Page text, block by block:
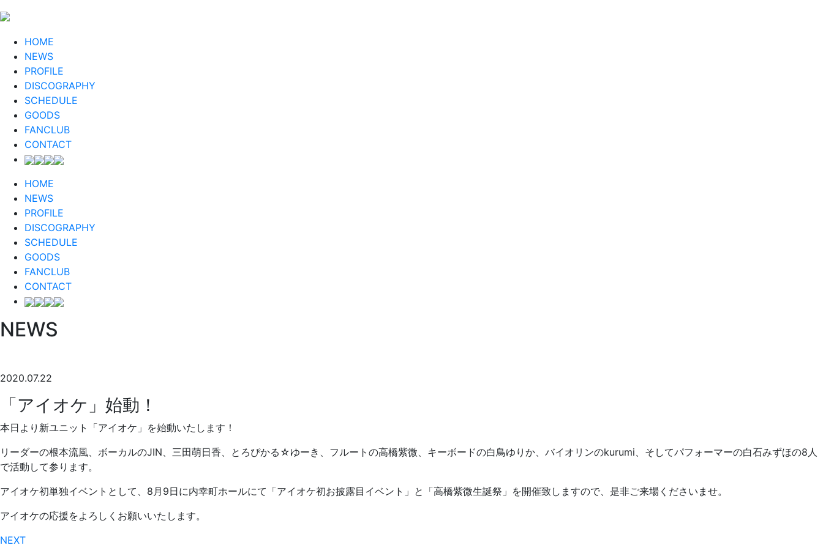
HOME
NEWS
PROFILE
DISCOGRAPHY
SCHEDULE
GOODS
FANCLUB
CONTACT
HOME
NEWS
PROFILE
DISCOGRAPHY
SCHEDULE
GOODS
FANCLUB
CONTACT
NEWS
2020.07.22
「アイオケ」始動！
本日より新ユニット「アイオケ」を始動いたします！
リーダーの根本流風、ボーカルのJIN、三田萌日香、とろぴかる☆ゆーき、フルートの高橋紫微、キーボードの白鳥ゆりか、バイオリンのkurumi、そしてパフォーマーの白石みずほの8人
で活動して参ります。
アイオケ初単独イベントとして、8月9日に内幸町ホールにて「アイオケ初お披露目イベント」と「高橋紫微生誕祭」を開催致しますので、是非ご来場くださいませ。
アイオケの応援をよろしくお願いいたします。
NEXT